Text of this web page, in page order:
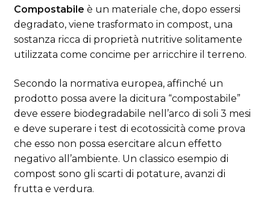
Compostabile è un materiale che, dopo essersi
degradato, viene trasformato in compost, una
sostanza ricca di proprietà nutritive solitamente
utilizzata come concime per arricchire il terreno.
Secondo la normativa europea, affinché un
prodotto possa avere la dicitura “compostabile”
deve essere biodegradabile nell’arco di soli 3 mesi
e deve superare i test di ecotossicità come prova
che esso non possa esercitare alcun effetto
negativo all’ambiente. Un classico esempio di
compost sono gli scarti di potature, avanzi di
frutta e verdura.